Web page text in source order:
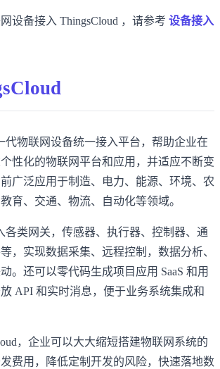
设备接入 ThingsCloud ，请参考 设备接入
代物联网设备统一接入平台，帮助企业在
性化的物联网平台和应用，并适应不断变
广泛应用于制造、电力、能源、环境、农
育、交通、物流、自动化等领域。
各类网关，传感器、执行器、控制器、通
，实现数据采集、远程控制，数据分析、
。还可以零代码生成项目应用 SaaS 和用
API 和实时消息，便于业务系统集成和
，企业可以大大缩短搭建物联网系统的
费用，降低定制开发的风险，快速落地数